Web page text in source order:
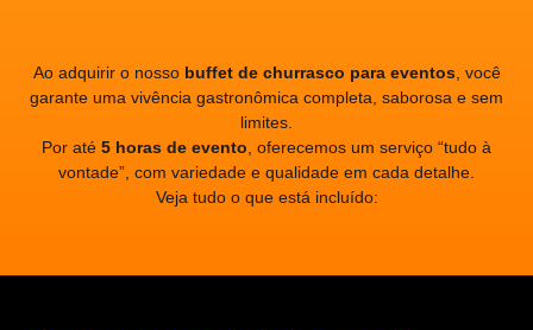
Ao adquirir o nosso buffet de churrasco para eventos, você
garante uma vivência gastronômica completa, saborosa e sem
limites.
Por até 5 horas de evento , oferecemos um serviço “tudo à
vontade”, com variedade e qualidade em cada detalhe.
Veja tudo o que está incluído: